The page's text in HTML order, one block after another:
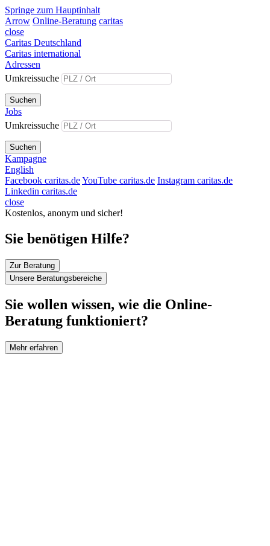
Springe zum Hauptinhalt
Arrow Online-Beratung caritas
close
Caritas Deutschland
Caritas international
Adressen
Umkreissuche
Suchen
Jobs
Umkreissuche
Suchen
Kampagne
English
Facebook caritas.deYouTube caritas.de Instagram caritas.de
Linkedin caritas.de
close
Kostenlos, anonym und sicher!
Sie benötigen Hilfe?
Zur Beratung
Unsere Beratungsbereiche
Sie wollen wissen, wie die Online-
Beratung funktioniert?
Mehr erfahren